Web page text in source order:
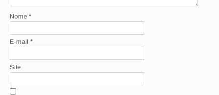
Nome *
E-mail *
Site